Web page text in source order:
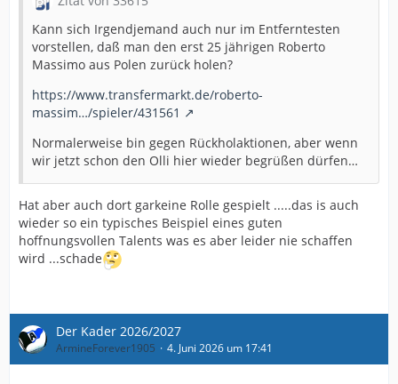
Kann sich Irgendjemand auch nur im Entferntesten
vorstellen, daß man den erst 25 jährigen Roberto
Massimo aus Polen zurück holen?
https://www.transfermarkt.de/roberto-
massim…/spieler/431561
Normalerweise bin gegen Rückholaktionen, aber wenn
wir jetzt schon den Olli hier wieder begrüßen dürfen…
Hat aber auch dort garkeine Rolle gespielt .....das is auch
wieder so ein typisches Beispiel eines guten
hoffnungsvollen Talents was es aber leider nie schaffen
wird ...schade
Der Kader 2026/2027
ArmineForever1905 4. Juni 2026 um 17:41